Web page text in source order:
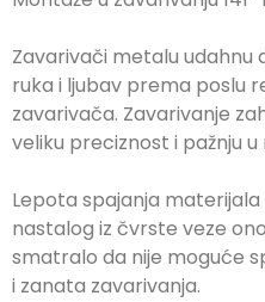
Zavarivači metalu udahnu
ruka i ljubav prema poslu
zavarivača. Zavarivanje
veliku preciznost i pažnju u
Lepota spajanja
nastalog iz čvrste veze
smatralo da nije moguće
i zanata zavarivanja.